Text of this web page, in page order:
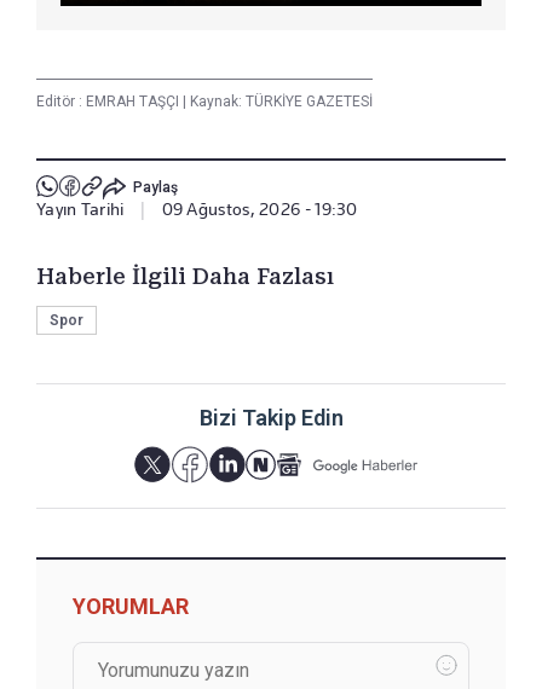
Editör : EMRAH TAŞÇI | Kaynak: TÜRKİYE GAZETESİ
Paylaş
Yayın Tarihi | 09 Ağustos, 2026 - 19:30
Haberle İlgili Daha Fazlası
Spor
Bizi Takip Edin
YORUMLAR